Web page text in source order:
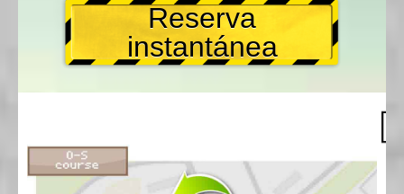
Reserva
instantánea